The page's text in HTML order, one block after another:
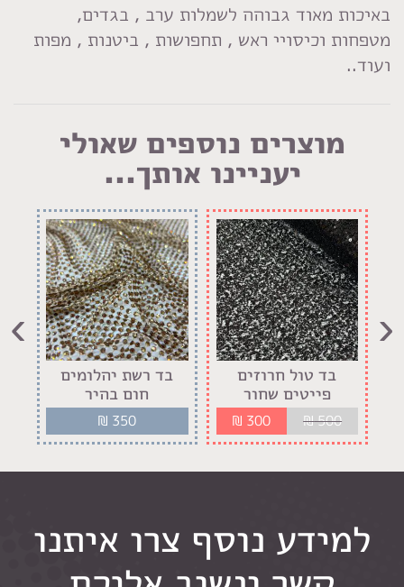
באיכות מאוד גבוהה לשמלות ערב , בגדים,
מטפחות וכיסויי ראש , תחפושות , ביטנות , מפות
ועוד..
מוצרים נוספים שאולי
יעניינו אותך...
בד טול חרוזים
פייטים שחור
₪500
₪ 300
בד רשת יהלומים
חום בהיר
₪ 350
‹
›
למידע נוסף צרו איתנו